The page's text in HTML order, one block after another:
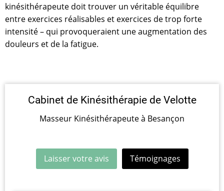
kinésithérapeute doit trouver un véritable équilibre
entre exercices réalisables et exercices de trop forte
intensité – qui provoqueraient une augmentation des
douleurs et de la fatigue.
Cabinet de Kinésithérapie de Velotte
Masseur Kinésithérapeute à Besançon
Laisser votre avis Témoignages